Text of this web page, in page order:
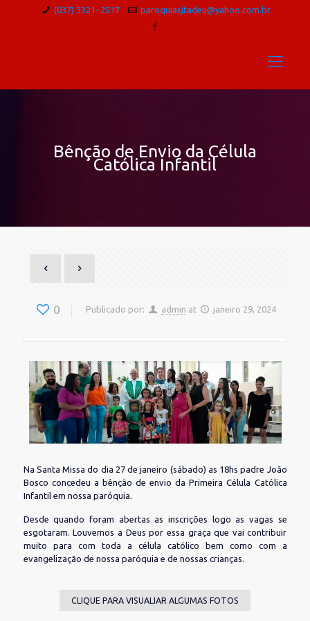
(037) 3321–2517 paroquiasjtadeu@yahoo.com.br
Bênção de Envio da Célula
Católica Infantil
0 Publicado por: admin at janeiro 29, 2024
Na Santa Missa do dia 27 de janeiro (sábado) as 18hs padre João
Bosco concedeu a bênção de envio da Primeira Célula Católica
Infantil em nossa paróquia.
Desde quando foram abertas as inscrições logo as vagas se
esgotaram. Louvemos a Deus por essa graça que vai contribuir
muito para com toda a célula católico bem como com a
evangelização de nossa paróquia e de nossas crianças.
CLIQUE PARA VISUALIAR ALGUMAS FOTOS